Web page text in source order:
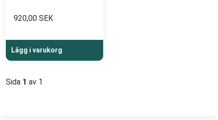
920,00 SEK
Lägg i varukorg
Sida 1 av 1